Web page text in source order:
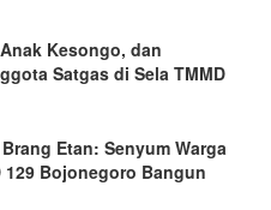
Kesongo, dan
Satgas di Sela TMMD
Etan: Senyum Warga
129 Bojonegoro Bangun